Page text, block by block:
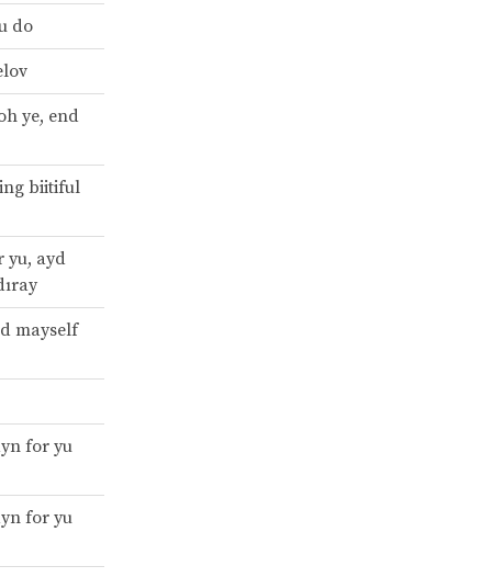
do
ye, end
biitiful
yu, ayd
mayself
for yu
for yu